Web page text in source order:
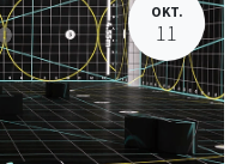
OKT.
11